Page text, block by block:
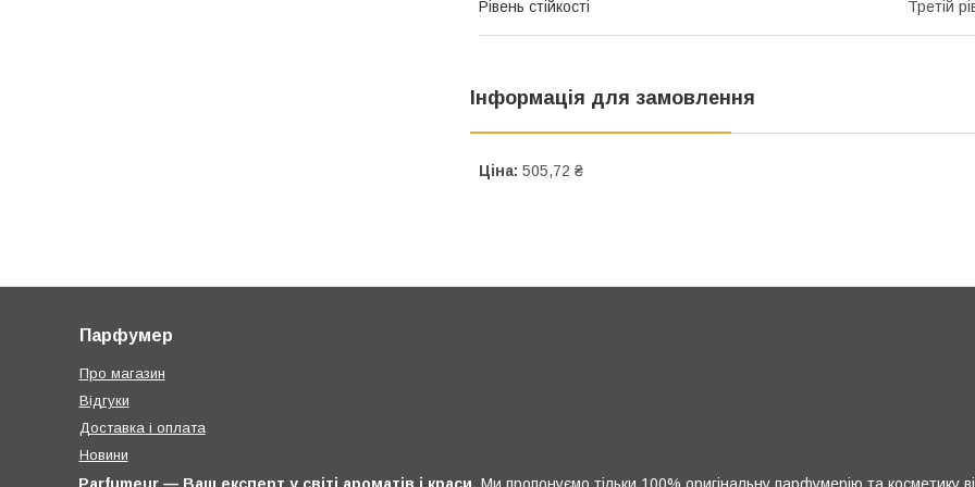
Рівень стійкості Третій
Інформація для замовлення
Ціна: 505,72 ₴
Парфумер
Про магазин
Відгуки
Доставка і оплата
Новини